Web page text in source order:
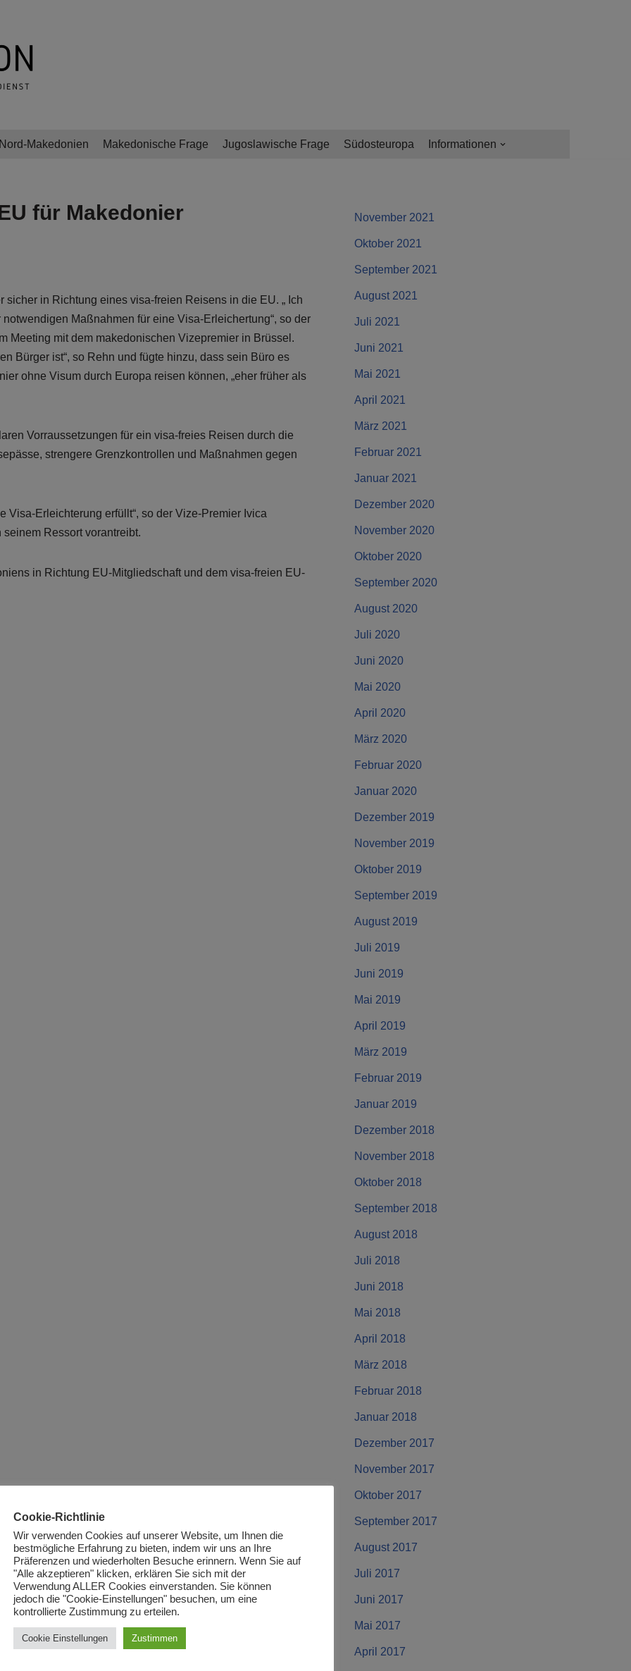
Nord-Makedonien Makedonische Frage Jugoslawische Frage Südosteuropa Informationen
für Makedonier
in Richtung eines visa-freien Reisens in die EU. „ Ich
Maßnahmen für eine Visa-Erleichertung“, so der
Meeting mit dem makedonischen Vizepremier in Brüssel.
Bürger ist“, so Rehn und fügte hinzu, dass sein Büro es
ohne Visum durch Europa reisen können, „eher früher als
Vorraussetzungen für ein visa-freies Reisen durch die
strengere Grenzkontrollen und Maßnahmen gegen
Visa-Erleichterung erfüllt“, so der Vize-Premier Ivica
Ressort vorantreibt.
in Richtung EU-Mitgliedschaft und dem visa-freien EU-
November 2021
Oktober 2021
September 2021
August 2021
Juli 2021
Juni 2021
Mai 2021
April 2021
März 2021
Februar 2021
Januar 2021
Dezember 2020
November 2020
Oktober 2020
September 2020
August 2020
Juli 2020
Juni 2020
Mai 2020
April 2020
März 2020
Februar 2020
Januar 2020
Dezember 2019
November 2019
Oktober 2019
September 2019
August 2019
Juli 2019
Juni 2019
Mai 2019
April 2019
März 2019
Februar 2019
Januar 2019
Dezember 2018
November 2018
Oktober 2018
September 2018
August 2018
Juli 2018
Juni 2018
Mai 2018
April 2018
März 2018
Februar 2018
Januar 2018
Dezember 2017
November 2017
Oktober 2017
September 2017
August 2017
Juli 2017
Juni 2017
Mai 2017
April 2017
Cookie-Richtlinie
Wir verwenden Cookies auf unserer Website, um Ihnen die
bestmögliche Erfahrung zu bieten, indem wir uns an Ihre
Präferenzen und wiederholten Besuche erinnern. Wenn Sie auf
"Alle akzeptieren" klicken, erklären Sie sich mit der
Verwendung ALLER Cookies einverstanden. Sie können
jedoch die "Cookie-Einstellungen" besuchen, um eine
kontrollierte Zustimmung zu erteilen.
Cookie Einstellungen Zustimmen